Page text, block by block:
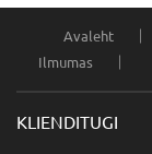
Avaleht
Ilmumas
KLIENDITUGI